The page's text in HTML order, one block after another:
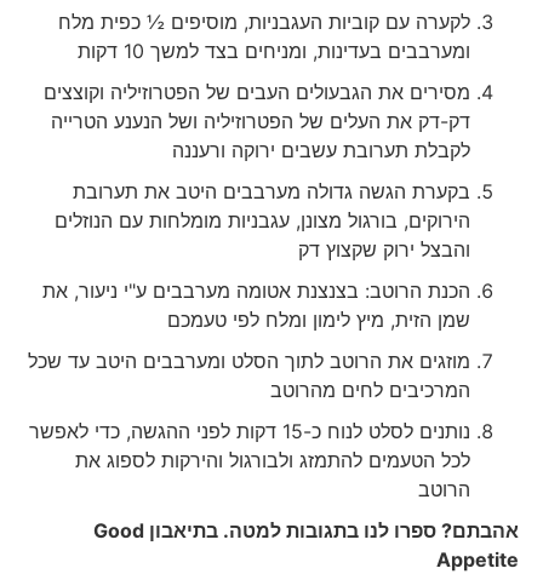
לקערה עם קוביות העגבניות, מוסיפים ½ כפית מלח
ומערבבים בעדינות, ומניחים בצד למשך 10 דקות
מסירים את הגבעולים העבים של הפטרוזיליה וקוצצים
דק-דק את העלים של הפטרוזיליה ושל הנענע הטרייה
לקבלת תערובת עשבים ירוקה ורעננה
בקערת הגשה גדולה מערבבים היטב את תערובת
הירוקים, בורגול מצונן, עגבניות מומלחות עם הנוזלים
והבצל ירוק שקצוץ דק
הכנת הרוטב: בצנצנת אטומה מערבבים ע"י ניעור, את
שמן הזית, מיץ לימון ומלח לפי טעמכם
מוזגים את הרוטב לתוך הסלט ומערבבים היטב עד שכל
המרכיבים לחים מהרוטב
נותנים לסלט לנוח כ-15 דקות לפני ההגשה, כדי לאפשר
לכל הטעמים להתמזג ולבורגול והירקות לספוג את
הרוטב
אהבתם? ספרו לנו בתגובות למטה. בתיאבוןGood
Appetite